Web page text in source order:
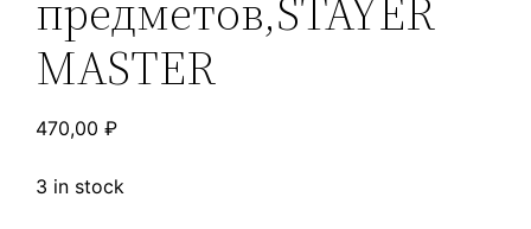
предметов,STAYER
MASTER
470,00₽
3 in stock